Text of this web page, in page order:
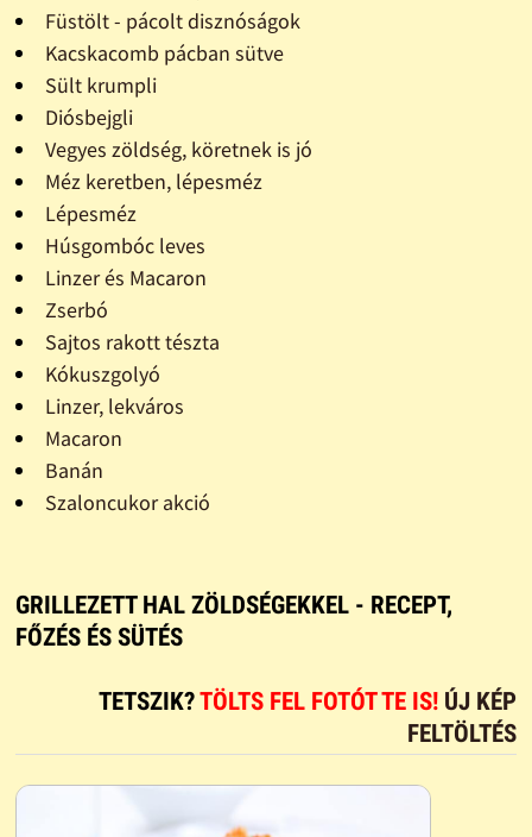
Füstölt - pácolt disznóságok
Kacskacomb pácban sütve
Sült krumpli
Diósbejgli
Vegyes zöldség, köretnek is jó
Méz keretben, lépesméz
Lépesméz
Húsgombóc leves
Linzer és Macaron
Zserbó
Sajtos rakott tészta
Kókuszgolyó
Linzer, lekváros
Macaron
Banán
Szaloncukor akció
GRILLEZETT HAL ZÖLDSÉGEKKEL - RECEPT,
FŐZÉS ÉS SÜTÉS
TETSZIK?TÖLTS FEL FOTÓT TE IS! ÚJ KÉP
FELTÖLTÉS